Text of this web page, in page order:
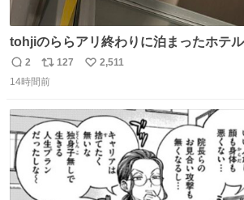
tohjiのららアリ終わりに泊まったホテ
にアイス置いてあって バニラがこれだ
がとう
返
信
2
リ
ポ
ト
数
127
い
数
2,511
14時間前